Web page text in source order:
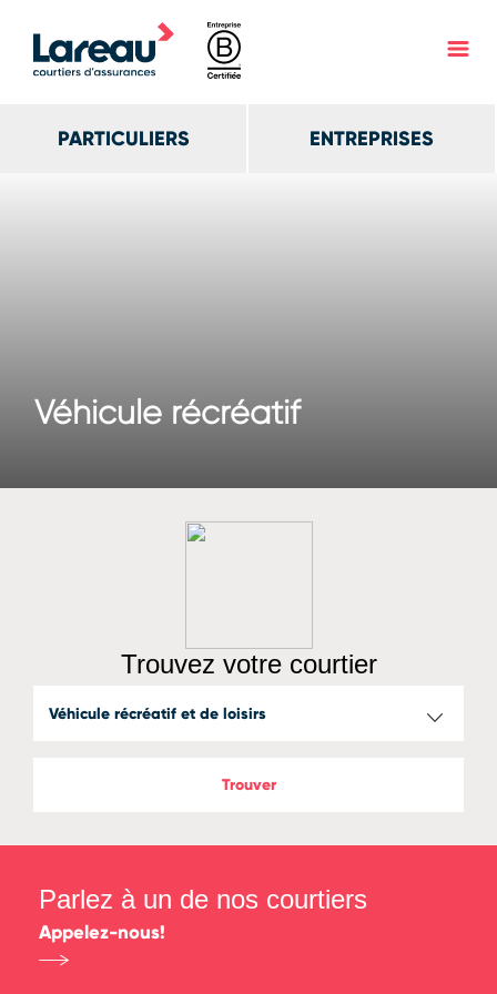
PARTICULIERS ENTREPRISES
Véhicule récréatif
Trouvez votre courtier
Trouver
Parlez à un de nos courtiers
Appelez-nous!